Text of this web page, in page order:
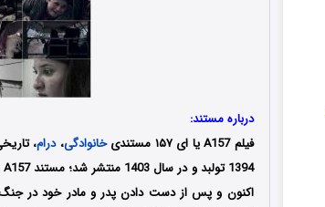
درباره مستند:
فیلم A157 یا ای ۱۵۷ مستندی
خانوادگی،درام،
اکنون و پس از دست دادن پدر و مادر خود در جنگ